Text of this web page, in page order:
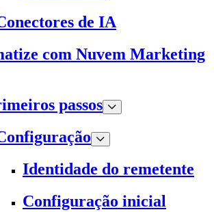
de IA
com Nuvem Marketing
passos
Identidade do remetente
Configuração inicial